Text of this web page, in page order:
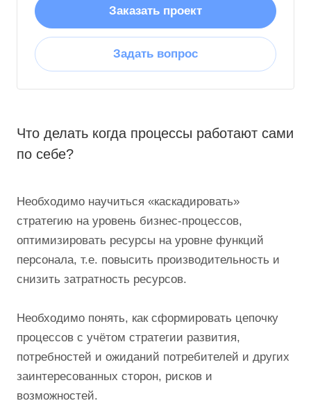
Заказать проект
Задать вопрос
Что делать когда процессы работают сами
по себе?
Необходимо научиться «каскадировать»
стратегию на уровень бизнес-процессов,
оптимизировать ресурсы на уровне функций
персонала, т.е. повысить производительность и
снизить затратность ресурсов.
Необходимо понять, как сформировать цепочку
процессов с учётом стратегии развития,
потребностей и ожиданий потребителей и других
заинтересованных сторон, рисков и
возможностей.